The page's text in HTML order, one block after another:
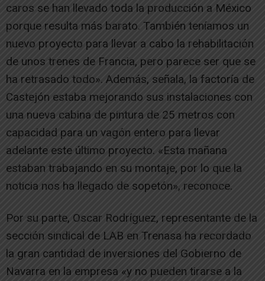
caros se han llevado toda la producción a México
porque resulta más barato. También teníamos un
nuevo proyecto para llevar a cabo la rehabilitación
de unos trenes de Francia, pero parece ser que se
ha retrasado todo». Además, señala, la factoría de
Castejón estaba mejorando sus instalaciones con
una nueva cabina de pintura de 25 metros con
capacidad para un vagón entero para llevar
adelante este último proyecto. «Esta mañana
estaban trabajando en su montaje, por lo que la
noticia nos ha llegado de sopetón», reconoce.
Por su parte, Oscar Rodríguez, representante de la
sección sindical de LAB en Trenasa ha recordado
la gran cantidad de inversiones del Gobierno de
Navarra en la empresa «y no pueden tirarse a la